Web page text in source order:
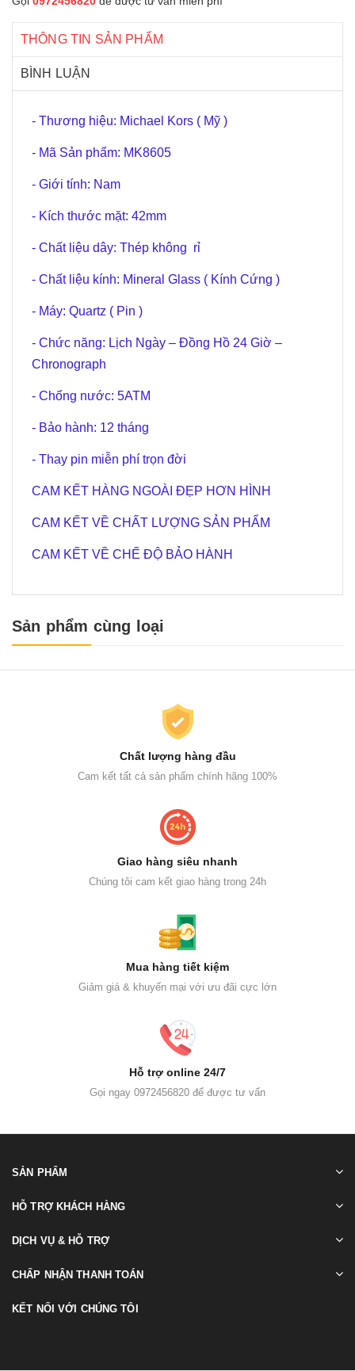
THÔNG TIN SẢN PHẨM
BÌNH LUẬN
- Thương hiệu: Michael Kors ( Mỹ )
- Mã Sản phẩm: MK8605
- Giới tính: Nam
- Kích thước mặt: 42mm
- Chất liệu dây: Thép không rỉ
- Chất liệu kính: Mineral Glass ( Kính Cứng )
- Máy: Quartz ( Pin )
- Chức năng: Lịch Ngày – Đồng Hồ 24 Giờ –
Chronograph
- Chống nước: 5ATM
- Bảo hành: 12 tháng
- Thay pin miễn phí trọn đời
CAM KẾT HÀNG NGOÀI ĐẸP HƠN HÌNH
CAM KẾT VỀ CHẤT LƯỢNG SẢN PHẨM
CAM KẾT VỀ CHẾ ĐỘ BẢO HÀNH
Sản phẩm cùng loại
Chất lượng hàng đầu
Cam kết tất cả sản phẩm chính hãng 100%
Giao hàng siêu nhanh
Chúng tôi cam kết giao hàng trong 24h
Mua hàng tiết kiệm
Giảm giá & khuyến mại với ưu đãi cực lớn
Hỗ trợ online 24/7
Gọi ngay 0972456820 để được tư vấn
SẢN PHẨM
HỖ TRỢ KHÁCH HÀNG
DỊCH VỤ & HỖ TRỢ
CHẤP NHẬN THANH TOÁN
KẾT NỐI VỚI CHÚNG TÔI